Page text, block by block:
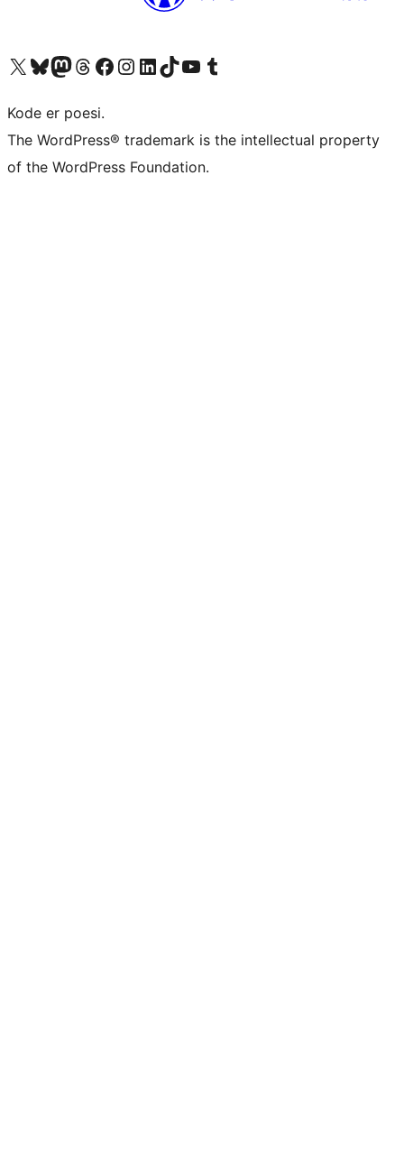
Visit our X (formerly Twitter) account
Visit our Bluesky account
Visit our Mastodon account
Visit our Threads account
Visit our Facebook page
Visit our Instagram account
Visit our LinkedIn account
Visit our TikTok account
Visit our YouTube channel
Visit our Tumblr account
Kode er poesi.
The WordPress® trademark is the intellectual property
of the WordPress Foundation.